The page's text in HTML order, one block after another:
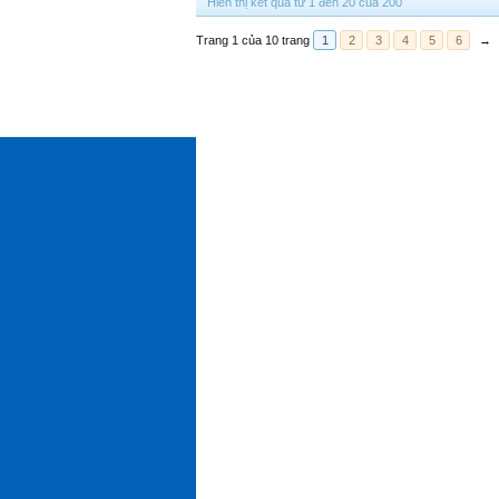
Trang 1 của 10 trang 1 2 3 4 5 6 →